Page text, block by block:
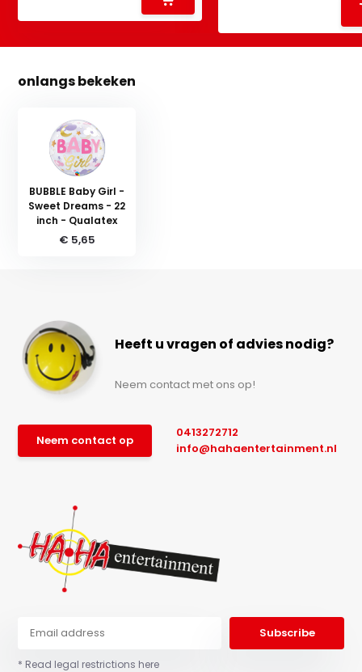
onlangs bekeken
BUBBLE Baby Girl -
Sweet Dreams - 22
inch - Qualatex
€ 5,65
Heeft u vragen of advies nodig?
Neem contact met ons op!
Neem contact op
0413272712
info@hahaentertainment.nl
Subscribe
* Read legal restrictions here